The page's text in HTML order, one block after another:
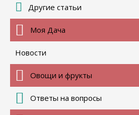
Другие статьи
Моя Дача
Новости
Овощи и фрукты
Ответы на вопросы